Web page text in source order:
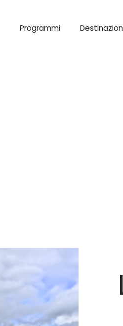
Programmi